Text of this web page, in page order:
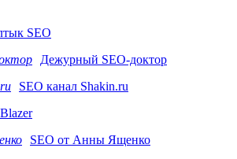
SEO
Дежурный SEO-доктор
SEO канал Shakin.ru
SEO от Анны Ященко